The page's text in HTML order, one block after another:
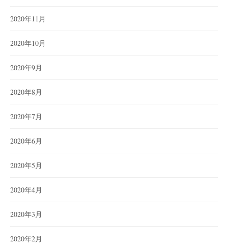
2020年11月
2020年10月
2020年9月
2020年8月
2020年7月
2020年6月
2020年5月
2020年4月
2020年3月
2020年2月